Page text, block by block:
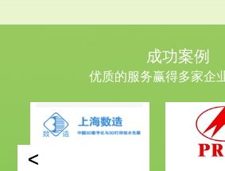
成功案例
优质的服务赢得多家企
<